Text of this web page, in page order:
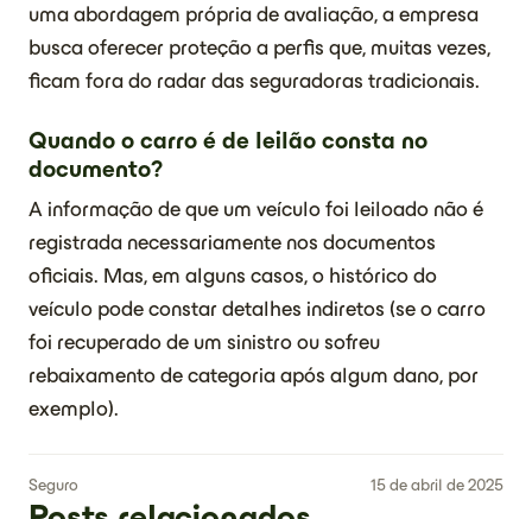
uma abordagem própria de avaliação, a empresa
busca oferecer proteção a perfis que, muitas vezes,
ficam fora do radar das seguradoras tradicionais.
Quando o carro é de leilão consta no
documento?
A informação de que um veículo foi leiloado não é
registrada necessariamente nos documentos
oficiais. Mas, em alguns casos, o histórico do
veículo pode constar detalhes indiretos (se o carro
foi recuperado de um sinistro ou sofreu
rebaixamento de categoria após algum dano, por
exemplo).
Seguro 15 de abril de 2025